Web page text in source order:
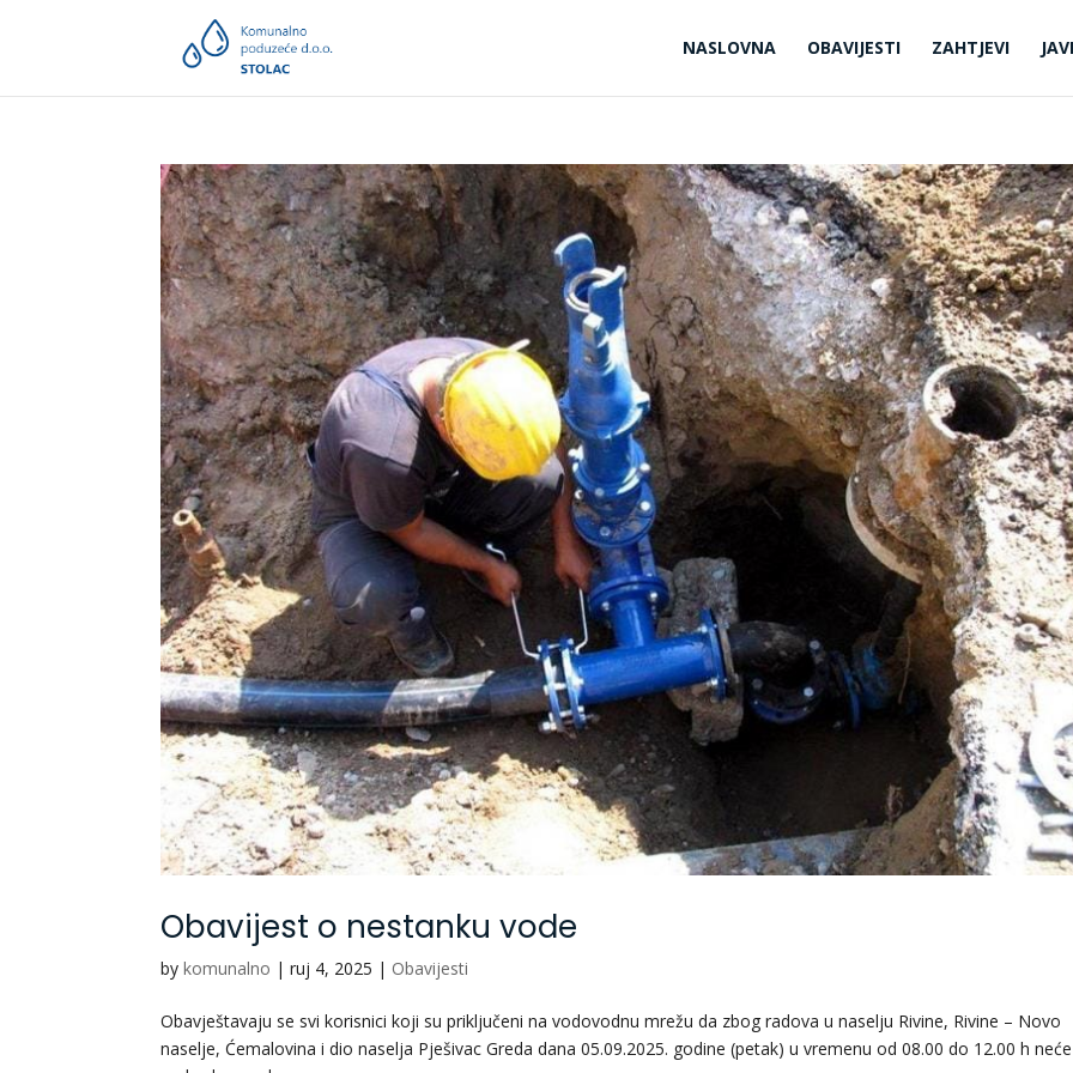
NASLOVNA OBAVIJESTI ZAHTJEVI
Obavijest o nestanku vode
bykomunalno |ruj 4, 2025 | Obavijesti
Obavještavaju se svi korisnici koji su priključeni na vodovodnu mrežu da zbog radova u naselju Rivine, Rivine – Novo
naselje, Ćemalovina i dio naselja Pješivac Greda dana 05.09.2025. godine (petak) u vremenu od 08.00 do 12.00 h